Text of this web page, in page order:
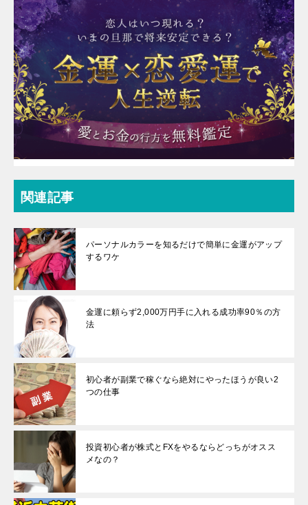
関連記事
パーソナルカラーを知るだけで簡単に金運がアップ
するワケ
金運に頼らず2,000万円手に入れる成功率90％の方
法
初心者が副業で稼ぐなら絶対にやったほうが良い2
つの仕事
投資初心者が株式とFXをやるならどっちがオスス
メなの？